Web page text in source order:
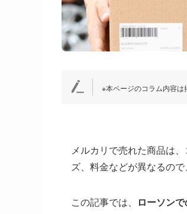
※本ページのコラム内容は
メルカリで売れた商品は
ズ、料金などが異なるの
この記事では、 ローソン